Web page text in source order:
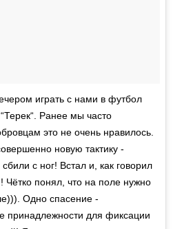
играть с нами в футбол
Ранее мы часто
это не очень нравилось.
новую тактику -
с ног! Встал и, как говорил
Чётко понял, что на поле нужно
Одно спасение -
принадлежности для фиксации